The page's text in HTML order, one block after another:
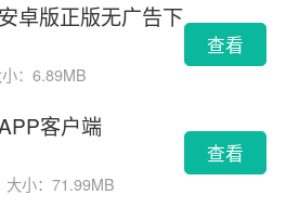
卓版正版无广告下
：6.89MB
查看
客户端
大小：71.99MB
查看